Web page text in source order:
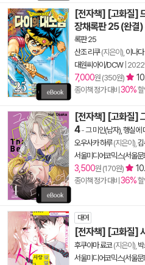
[전자책] [고화질]
장채록판 25 (완결)
록판 25
산조 리쿠(지은이), 이나다
대원씨아이/DCW| 2022
7,000원 (350원)
종이책 정가 대비 30%
[전자책] [고화질]
4-그 미인(남자), 행실에
오우사카 하루(지은이),
서울미디어코믹스(서울문
3,500원 (170원)
종이책 정가 대비 36%
대여
[전자책] [고화질]
후쿠야마 료코(지은이),
서울미디어코믹스(서울문